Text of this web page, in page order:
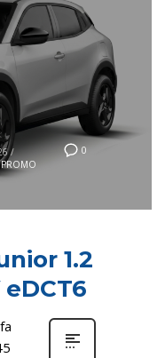
0
/
PROMO
1.2